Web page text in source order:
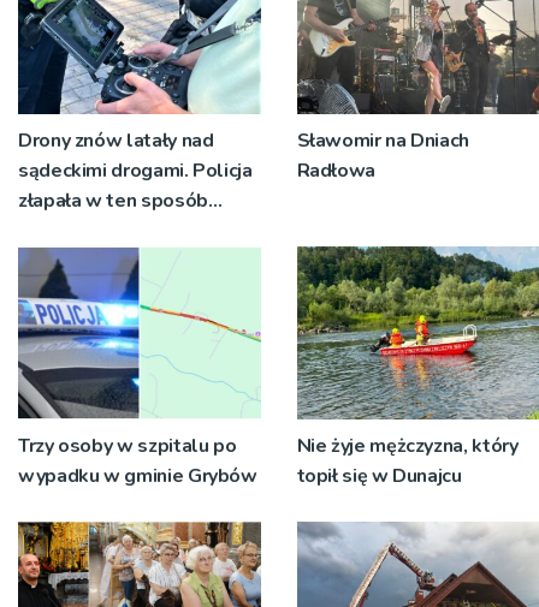
Drony znów latały nad
sądeckimi drogami. Policja
złapała w ten sposób
którzy łamali przepisy
Sławomir na Dniach
Radłowa
Trzy osoby w szpitalu po
wypadku w gminie Grybów
Nie żyje mężczyzna, który
topił się w Dunajcu